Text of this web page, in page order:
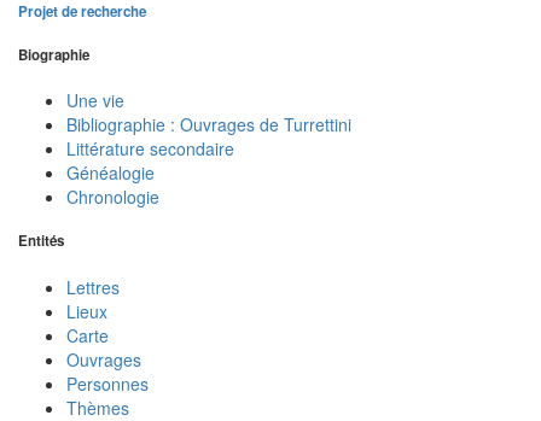
Projet de recherche
Biographie
Une vie
Bibliographie : Ouvrages de Turrettini
Littérature secondaire
Généalogie
Chronologie
Entités
Lettres
Lieux
Carte
Ouvrages
Personnes
Thèmes